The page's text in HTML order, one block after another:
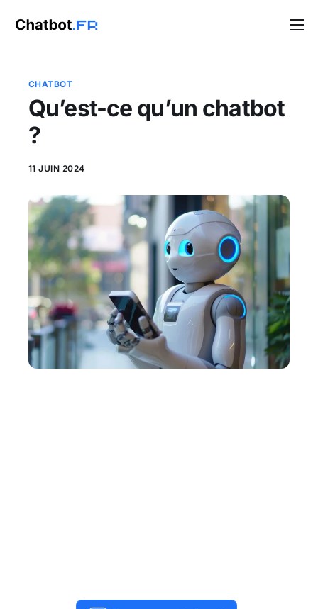
Solutions
Blog
Contact
CHATBOT
Qu’est-ce qu’un chatbot
?
11 JUIN 2024